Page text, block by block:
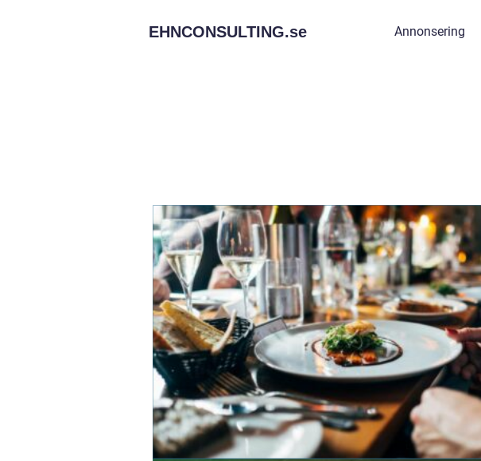
EHNCONSULTING.se Annonsering